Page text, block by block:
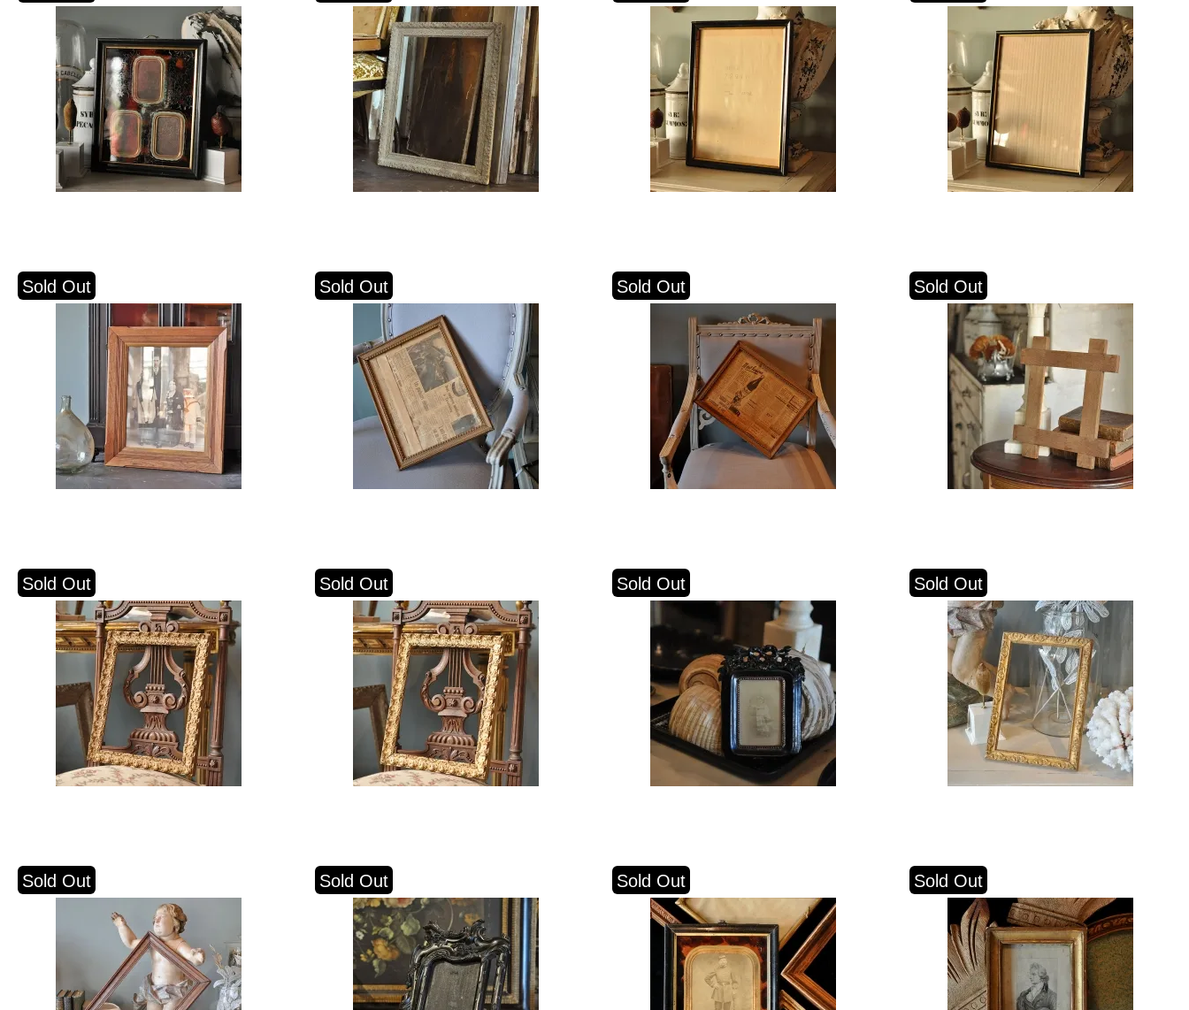
Sold Out Sold Out Sold Out Sold Out
Sold Out Sold Out Sold Out Sold Out
Sold Out Sold Out Sold Out Sold Out